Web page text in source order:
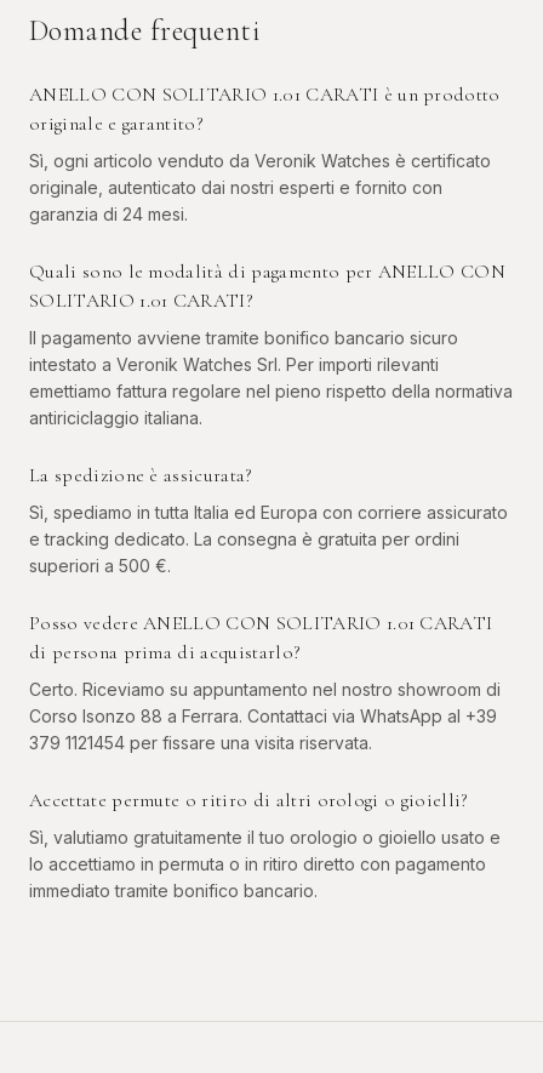
Domande frequenti
ANELLO CON SOLITARIO 1.01 CARATI è un prodotto
originale e garantito?
Sì, ogni articolo venduto da Veronik Watches è certificato
originale, autenticato dai nostri esperti e fornito con
garanzia di 24 mesi.
Quali sono le modalità di pagamento per ANELLO CON
SOLITARIO 1.01 CARATI?
Il pagamento avviene tramite bonifico bancario sicuro
intestato a Veronik Watches Srl. Per importi rilevanti
emettiamo fattura regolare nel pieno rispetto della normativa
antiriciclaggio italiana.
La spedizione è assicurata?
Sì, spediamo in tutta Italia ed Europa con corriere assicurato
e tracking dedicato. La consegna è gratuita per ordini
superiori a 500 €.
Posso vedere ANELLO CON SOLITARIO 1.01 CARATI
di persona prima di acquistarlo?
Certo. Riceviamo su appuntamento nel nostro showroom di
Corso Isonzo 88 a Ferrara. Contattaci via WhatsApp al +39
379 1121454 per fissare una visita riservata.
Accettate permute o ritiro di altri orologi o gioielli?
Sì, valutiamo gratuitamente il tuo orologio o gioiello usato e
lo accettiamo in permuta o in ritiro diretto con pagamento
immediato tramite bonifico bancario.